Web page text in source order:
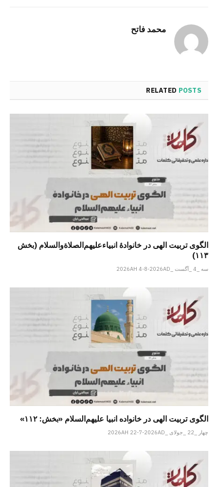
محمد فاتح
RELATED POSTS
الگوی تربیت الهی در خانوادۀ انبیاءعلیهم‌الصلاةو‌السلام (بخش
۱۱۳)
سه _4 _آگست _2026AH 4-8-2026AD
الگوی تربیت الهی در خانواده انبیا‌‌ علیهم‌السلام «بخش: ۱۱۲»
چهار _22 _جولای _2026AH 22-7-2026AD